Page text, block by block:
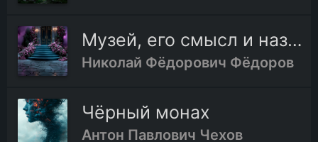
Музей, его смысл и назначение
Николай Фёдорович Фёдоров
Чёрный монах
Антон Павлович Чехов